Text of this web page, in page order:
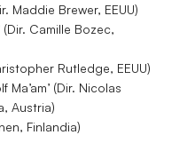
Maddie Brewer, EEUU)
(Dir. Camille Bozec,
Rutledge, EEUU)
Ma’am’ (Dir. Nicolas
Austria)
Finlandia)